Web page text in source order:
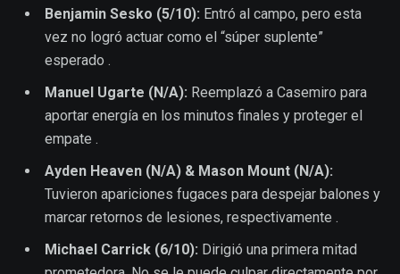
Benjamin Sesko (5/10): Entró al campo, pero esta
vez no logró actuar como el “súper suplente”
esperado .
Manuel Ugarte (N/A): Reemplazó a Casemiro para
aportar energía en los minutos finales y proteger el
empate .
Ayden Heaven (N/A) & Mason Mount (N/A):
Tuvieron apariciones fugaces para despejar balones y
marcar retornos de lesiones, respectivamente .
Michael Carrick (6/10): Dirigió una primera mitad